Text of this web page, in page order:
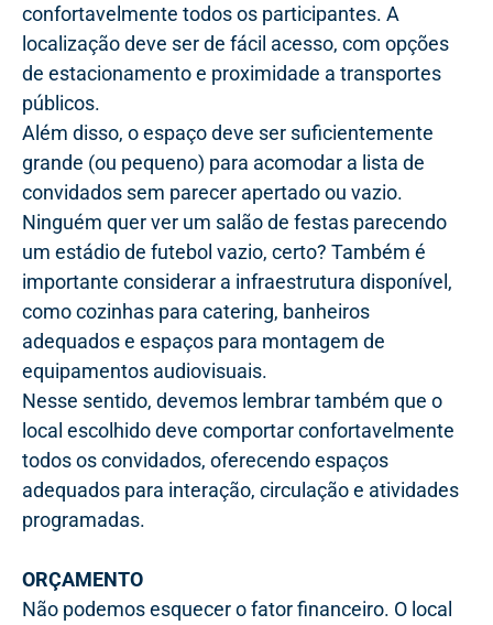
confortavelmente todos os participantes. A
localização deve ser de fácil acesso, com opções
de estacionamento e proximidade a transportes
públicos.
Além disso, o espaço deve ser suficientemente
grande (ou pequeno) para acomodar a lista de
convidados sem parecer apertado ou vazio.
Ninguém quer ver um salão de festas parecendo
um estádio de futebol vazio, certo? Também é
importante considerar a infraestrutura disponível,
como cozinhas para catering, banheiros
adequados e espaços para montagem de
equipamentos audiovisuais.
Nesse sentido, devemos lembrar também que o
local escolhido deve comportar confortavelmente
todos os convidados, oferecendo espaços
adequados para interação, circulação e atividades
programadas.
ORÇAMENTO
Não podemos esquecer o fator financeiro. O local